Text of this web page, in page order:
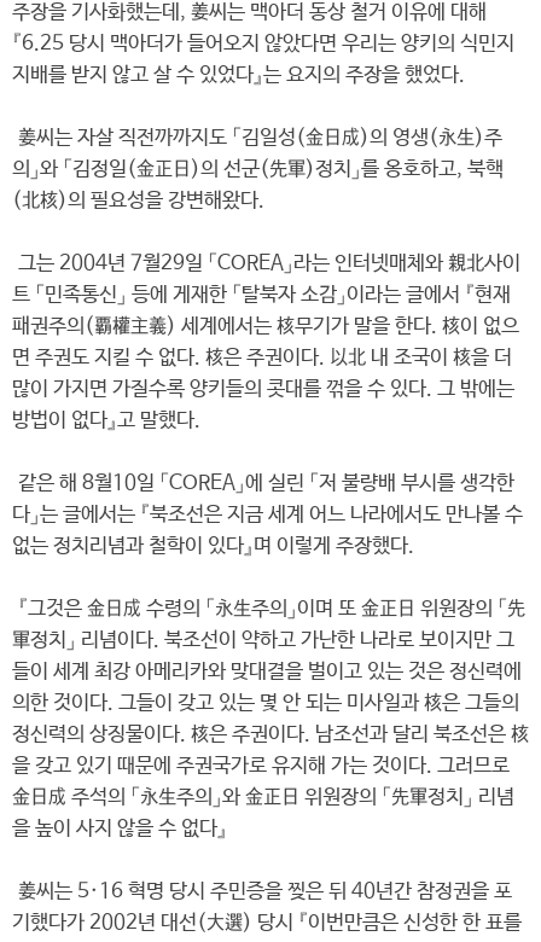
주장을 기사화했는데, 姜씨는 맥아더 동상 철거 이유에 대해
『6.25 당시 맥아더가 들어오지 않았다면 우리는 양키의 식민지
지배를 받지 않고 살 수 있었다』는 요지의 주장을 했었다.
姜씨는 자살 직전까까지도 「김일성(金日成)의 영생(永生)주
의」와 「김정일(金正日)의 선군(先軍)정치」를 옹호하고, 북핵
(北核)의 필요성을 강변해왔다.
그는 2004년 7월29일 「COREA」라는 인터넷매체와 親北사이
트 「민족통신」 등에 게재한 「탈북자 소감」이라는 글에서 『현재
패권주의(覇權主義) 세계에서는 核무기가 말을 한다. 核이 없으
면 주권도 지킬 수 없다. 核은 주권이다. 以北 내 조국이 核을 더
많이 가지면 가질수록 양키들의 콧대를 꺾을 수 있다. 그 밖에는
방법이 없다』고 말했다.
같은 해 8월10일 「COREA」에 실린 「저 불량배 부시를 생각한
다」는 글에서는 『북조선은 지금 세계 어느 나라에서도 만나볼 수
없는 정치리념과 철학이 있다』며 이렇게 주장했다.
『그것은 金日成 수령의 「永生주의」이며 또 金正日 위원장의 「先
軍정치」 리념이다. 북조선이 약하고 가난한 나라로 보이지만 그
들이 세계 최강 아메리카와 맞대결을 벌이고 있는 것은 정신력에
의한 것이다. 그들이 갖고 있는 몇 안 되는 미사일과 核은 그들의
정신력의 상징물이다. 核은 주권이다. 남조선과 달리 북조선은 核
을 갖고 있기 때문에 주권국가로 유지해 가는 것이다. 그러므로
金日成 주석의 「永生주의」와 金正日 위원장의 「先軍정치」 리념
을 높이 사지 않을 수 없다』
姜씨는 5·16 혁명 당시 주민증을 찢은 뒤 40년간 참정권을 포
기했다가 2002년 대선(大選) 당시 『이번만큼은 신성한 한 표를